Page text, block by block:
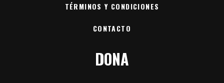
TÉRMINOS Y CONDICIONES
CONTACTO
DONA